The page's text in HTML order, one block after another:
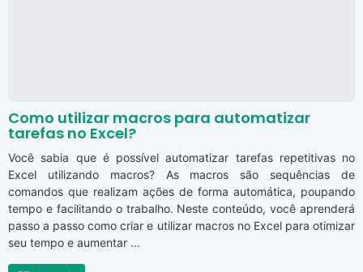
Como utilizar macros para automatizar
tarefas no Excel?
Você sabia que é possível automatizar tarefas repetitivas no
Excel utilizando macros? As macros são sequências de
comandos que realizam ações de forma automática, poupando
tempo e facilitando o trabalho. Neste conteúdo, você aprenderá
passo a passo como criar e utilizar macros no Excel para otimizar
seu tempo e aumentar ...